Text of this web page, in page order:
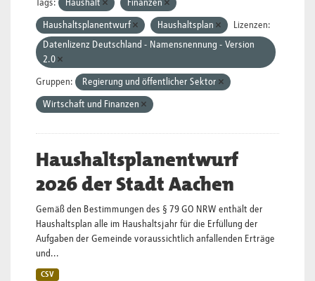
Tags: Haushalt Finanzen
Haushaltsplanentwurf Haushaltsplan
Lizenzen:
Datenlizenz Deutschland - Namensnennung - Version
2.0
Gruppen: Regierung und öffentlicher Sektor
Wirtschaft und Finanzen
Haushaltsplanentwurf
2026 der Stadt Aachen
Gemäß den Bestimmungen des § 79 GO NRW enthält der
Haushaltsplan alle im Haushaltsjahr für die Erfüllung der
Aufgaben der Gemeinde voraussichtlich anfallenden Erträge
und...
CSV